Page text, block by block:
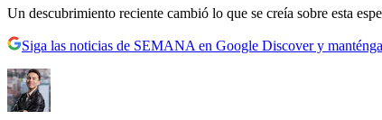
Un descubrimiento reciente cambió lo que se creía sobre esta
Siga las noticias de SEMANA en Google Discover y